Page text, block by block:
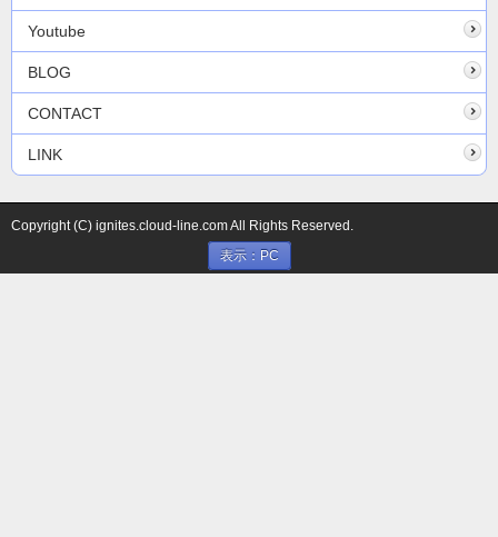
Youtube
BLOG
CONTACT
LINK
Copyright (C) ignites.cloud-line.com All Rights Reserved.
表示：PC